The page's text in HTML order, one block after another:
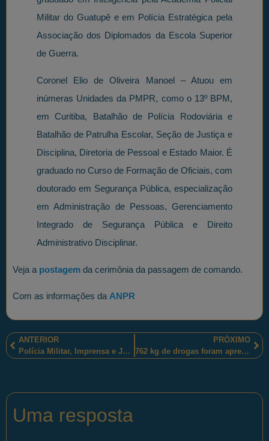
Militar do Guatupê e em Polícia Estratégica pela
Associação dos Diplomados da Escola Superior
de Guerra.
Coronel Elio de Oliveira Manoel – Atuou em
inúmeras Unidades da PMPR, como o 13º BPM,
em Curitiba, Batalhão de Polícia Rodoviária e
Batalhão de Patrulha Escolar, Seção de Justiça e
Disciplina, Diretoria de Pessoal e Estado Maior. É
graduado no Curso de Formação de Oficiais, com
doutorado em Segurança Pública, especialização
em Administração de Pessoas, Gerenciamento
Integrado de Segurança Pública e Direito
Administrativo Disciplinar.
Veja a postagem da cerimônia da passagem de comando.
Com as informações da ANPR
ANTERIOR
Polícia Militar, Imprensa e Jogadores: “#Paz nos estádios agarre esta ideia”
PRÓXIMO
762 kg de drogas foram apreendidos pelos policiais militares paranaenses
Uma resposta